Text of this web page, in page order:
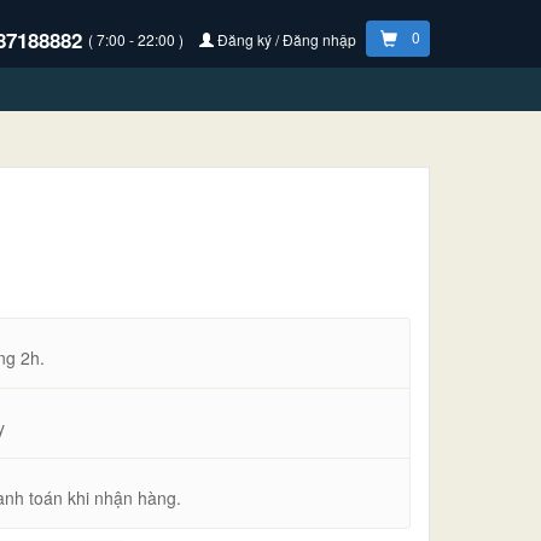
( 7:00 - 22:00 ) Đăng ký / Đăng nhập 0
2h.
toán khi nhận hàng.